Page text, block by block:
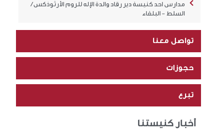
مدارس احد كنيسة دير رقاد والدة الإله للروم الأرثوذكس /
السلط - البلقاء
تواصل معنا
حجوزات
تبرع
أخبار كنيستنا